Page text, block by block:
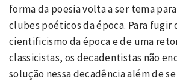
forma da poesia volta a ser tema
clubes poéticos da época. Para fugir
cientificismo da época e de uma
classicistas, os decadentistas não
solução nessa decadência além de